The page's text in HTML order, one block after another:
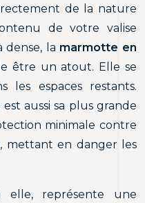
de la nature
de votre valise
dense, la marmotte en
être un atout. Elle se
les espaces restants.
aussi sa plus grande
minimale contre
mettant en danger les
représente une